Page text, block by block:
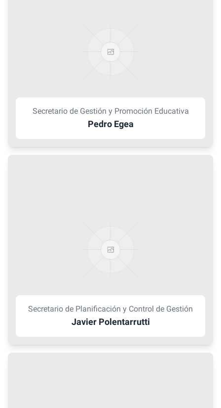
Secretario de Gestión y Promoción Educativa
Pedro Egea
Secretario de Planificación y Control de Gestión
Javier Polentarrutti